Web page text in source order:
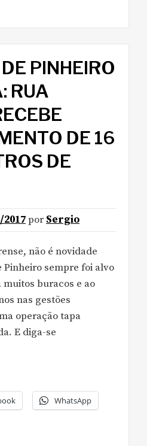
PINHEIRO
RUA
DE 16
DE
2017por Sergio
não é novidade
Pinheiro sempre foi alvo
buracos e ao
nas gestões
operação tapa
E diga-se
WhatsApp